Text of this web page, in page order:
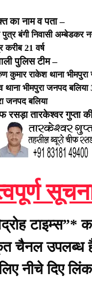
का नाम व पता –
बंगी निवासी अम्बेडकर
21 वर्ष
पुलिस टीम –
कुमार राकेश थाना
भीमपुरा जनपद बलिया
जनपद बलिया
रसड़ा तारकेश्वर गुप्ता की
टाइम्स”*
चैनल उपलब्ध
नीचे दिए